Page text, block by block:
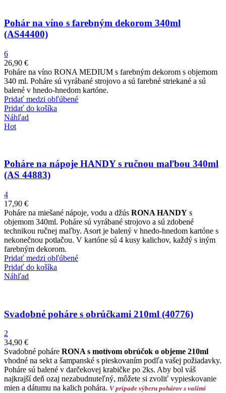
Pohár na víno s farebným dekorom 340ml
(AS44400)
6
26,90 €
Poháre na víno RONA MEDIUM s farebným dekorom s objemom
340 ml. Poháre sú vyrábané strojovo a sú farebné striekané a sú
balené v hnedo-hnedom kartóne.
Pridať medzi obľúbené
Pridať do košíka
Náhľad
Hot
Poháre na nápoje HANDY s ručnou maľbou 340ml
(AS 44883)
4
17,90 €
Poháre na miešané nápoje, vodu a džús RONA HANDY s
objemom 340ml. Poháre sú vyrábané strojovo a sú zdobené
technikou ručnej maľby. Asort je balený v hnedo-hnedom kartóne s
nekonečnou potlačou. V kartóne sú 4 kusy kalichov, každý s iným
farebným dekorom.
Pridať medzi obľúbené
Pridať do košíka
Náhľad
Svadobné poháre s obrúčkami 210ml (40776)
2
34,90 €
Svadobné poháre RONA s motívom obrúčok o objeme 210ml
vhodné na sekt a šampanské s pieskovaním podľa vašej požiadavky.
Poháre sú balené v darčekovej krabičke po 2ks. Aby bol váš
najkrajší deň ozaj nezabudnuteľný, môžete si zvoliť vypieskovanie
mien a dátumu na kalich pohára. V prípade výberu pohárov s vašimi